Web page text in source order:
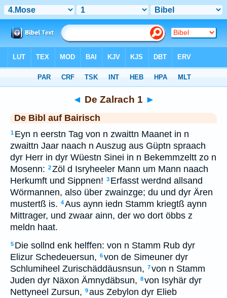
◄ De Zalrach 1 ►
De Bibl auf Bairisch
1 Eyn n eerstn Tag von n zwaittn Maanet in n
zwaittn Jaar naach n Auszug aus Güptn spraach
dyr Herr in dyr Wüestn Sinei in n Bekemmzeltt zo n
Mosenn: 2Zöl d Isryheeler Mann um Mann naach
Herkumft und Sippnen! 3 Erfasst werdnd allsand
Wörmannen, also über zwainzge; du und dyr Ären
mustertß is. 4Aus aynn iedn Stamm kriegtß aynn
Mittrager, und zwaar ainn, der wo dort öbbs z
meldn haat.
5 Die sollnd enk helffen: von n Stamm Rub dyr
Elizur Schedeuersun, 6von de Simeuner dyr
Schlumiheel Zurischäddäusnsun, 7von n Stamm
Juden dyr Näxon Ämnydäbsun, 8von Isyhär dyr
Nettyneel Zursun, 9aus Zebylon dyr Elieb